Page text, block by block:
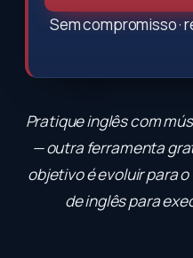
Sem compromisso ·
Pratique inglês com
— outra ferramenta
objetivo é evoluir para
de inglês para